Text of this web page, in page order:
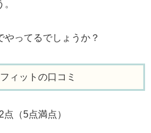
ってるでしょうか？
ィットの口コミ
（5点満点）